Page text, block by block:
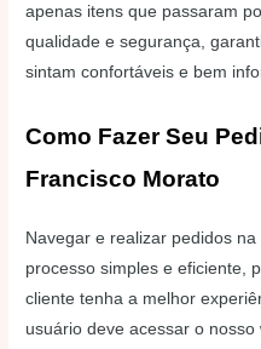
apenas itens que passaram
qualidade e segurança,
sintam confortáveis e bem
Como Fazer Seu
Francisco Morato
Navegar e realizar pedidos
processo simples e eficiente,
cliente tenha a melhor
usuário deve acessar o